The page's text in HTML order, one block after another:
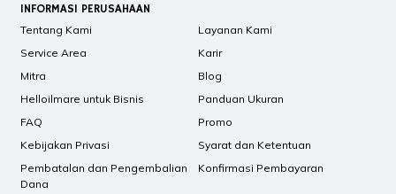
INFORMASI PERUSAHAAN
Tentang Kami
Layanan Kami
Service Area
Karir
Mitra
Blog
Helloilmare untuk Bisnis
Panduan Ukuran
FAQ
Promo
Kebijakan Privasi
Syarat dan Ketentuan
Pembatalan dan Pengembalian
Dana
Konfirmasi Pembayaran